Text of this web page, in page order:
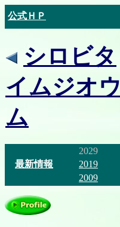
公式ＨＰ
シロビタ
イムジオウ
ム
最新情報
2029
2019
2009